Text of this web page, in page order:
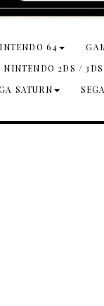
64
NINTENDO 2DS / 3DS
SATURN